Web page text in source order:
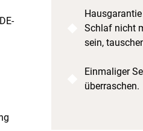
Schlaf nicht
sein,
Einmaliger
überraschen.